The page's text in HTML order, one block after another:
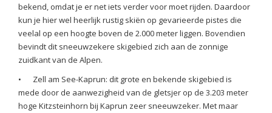
bekend, omdat je er net iets verder voor moet rijden. Daardoor
kun je hier wel heerlijk rustig skiën op gevarieerde pistes die
veelal op een hoogte boven de 2.000 meter liggen. Bovendien
bevindt dit sneeuwzekere skigebied zich aan de zonnige
zuidkant van de Alpen.
•
Zell am See-Kaprun: dit grote en bekende skigebied is
mede door de aanwezigheid van de gletsjer op de 3.203 meter
hoge Kitzsteinhorn bij Kaprun zeer sneeuwzeker. Met maar